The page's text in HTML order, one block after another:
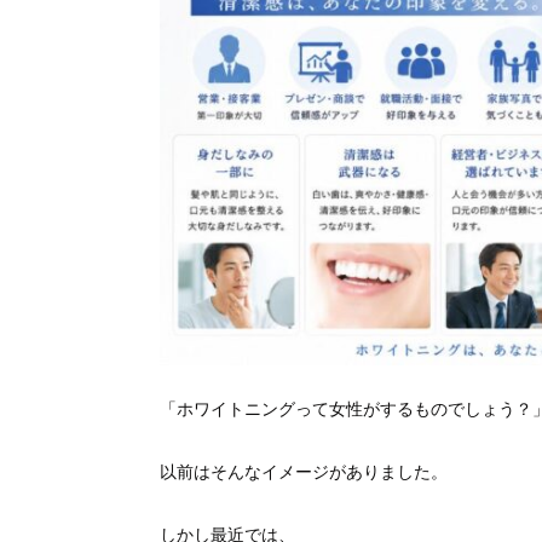
「ホワイトニングって女性がするものでしょう？
以前はそんなイメージがありました。
しかし最近では、